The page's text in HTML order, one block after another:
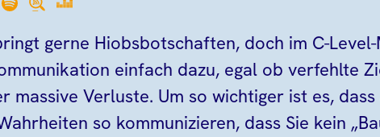
gerne Hiobsbotschaften, doch im C-
einfach dazu, egal ob verfehlte
massive Verluste. Um so wichtiger ist es, dass
so kommunizieren, dass Sie kein